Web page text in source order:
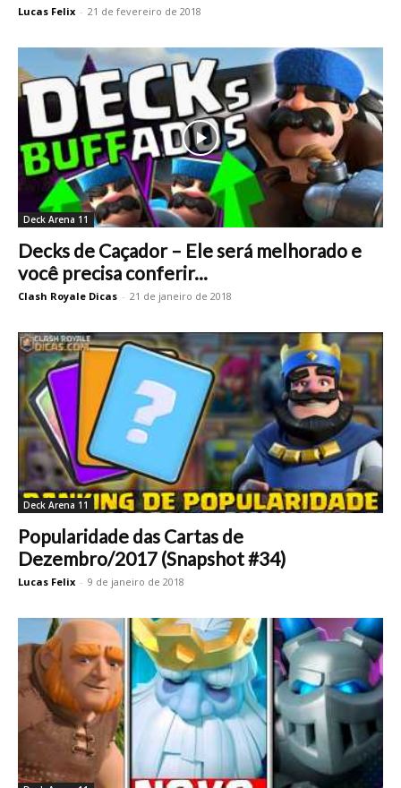
Lucas Felix - 21 de fevereiro de 2018
Deck Arena 11
Decks de Caçador – Ele será melhorado e
você precisa conferir...
Clash Royale Dicas - 21 de janeiro de 2018
Deck Arena 11
Popularidade das Cartas de
Dezembro/2017 (Snapshot #34)
Lucas Felix - 9 de janeiro de 2018